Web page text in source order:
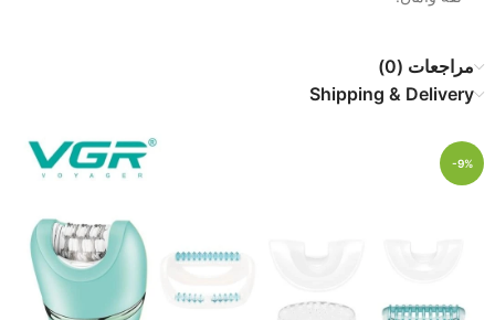
مراجعات (0)
Shipping & Delivery
-9%